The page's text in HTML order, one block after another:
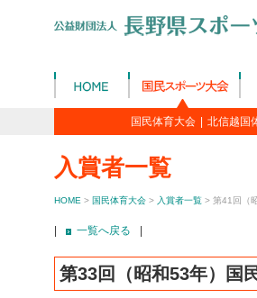
国民体育大会 北信越国
入賞者一覧
HOME > 国民体育大会 > 入賞者一覧 > 第41回（
一覧へ戻る
第33回（昭和53年）国